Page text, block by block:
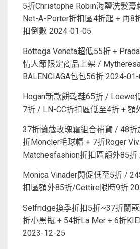
5折Christophe Robin海鹽洗髮
Net-A-Porter折扣區4折起 + 再8
扣倒數 2024-01-05
Bottega Veneta超低55折 +
情人節限定商品上架 /
BALENCIAGA包包56折 2024-01-
Hogan新款餅乾鞋65折 / Loewe
7折 / LN-CC折扣區低至4折 + 額
37折蘭蔻玫瑰霜組合補貨 / 48
折Moncler毛球帽 + 7折Roger
Matchesfashion折扣區額外85折
Monica Vinader閃促低至5折 /
扣區額外85折/Cettire限時9折
Selfridge換季折扣5折~37折蘭
折小黑瓶 + 54折La Mer + 6折
2023-12-25